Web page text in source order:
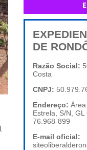
DE
Razão Social:
Costa
CNPJ:
Endereço:
Estrela, S/N,
76.968-899
E-mail oficial: